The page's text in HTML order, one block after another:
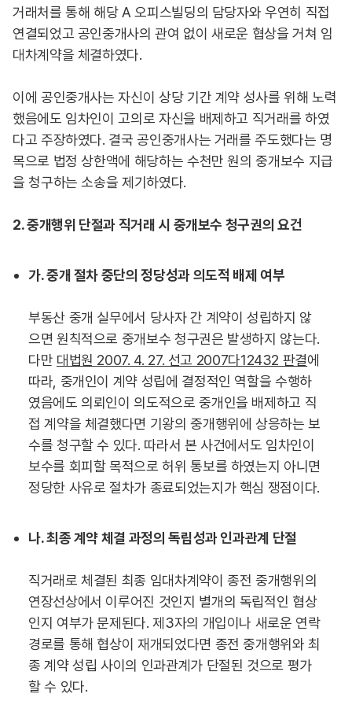
거래처를 통해 해당 A 오피스빌딩의 담당자와 우연히 직접
연결되었고 공인중개사의 관여 없이 새로운 협상을 거쳐 임
대차계약을 체결하였다.
이에 공인중개사는 자신이 상당 기간 계약 성사를 위해 노력
했음에도 임차인이 고의로 자신을 배제하고 직거래를 하였
다고 주장하였다. 결국 공인중개사는 거래를 주도했다는 명
목으로 법정 상한액에 해당하는 수천만 원의 중개보수 지급
을 청구하는 소송을 제기하였다.
2. 중개행위 단절과 직거래 시 중개보수 청구권의 요건
가. 중개 절차 중단의 정당성과 의도적 배제 여부
부동산 중개 실무에서 당사자 간 계약이 성립하지 않
으면 원칙적으로 중개보수 청구권은 발생하지 않는다.
다만 대법원 2007. 4. 27. 선고 2007다12432 판결에
따라, 중개인이 계약 성립에 결정적인 역할을 수행하
였음에도 의뢰인이 의도적으로 중개인을 배제하고 직
접 계약을 체결했다면 기왕의 중개행위에 상응하는 보
수를 청구할 수 있다. 따라서 본 사건에서도 임차인이
보수를 회피할 목적으로 허위 통보를 하였는지 아니면
정당한 사유로 절차가 종료되었는지가 핵심 쟁점이다.
나. 최종 계약 체결 과정의 독립성과 인과관계 단절
직거래로 체결된 최종 임대차계약이 종전 중개행위의
연장선상에서 이루어진 것인지 별개의 독립적인 협상
인지 여부가 문제된다. 제3자의 개입이나 새로운 연락
경로를 통해 협상이 재개되었다면 종전 중개행위와 최
종 계약 성립 사이의 인과관계가 단절된 것으로 평가
할 수 있다.